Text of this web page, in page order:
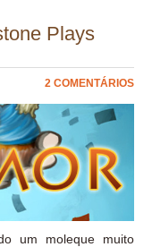
Plays
2 COMENTÁRIOS
um moleque muito